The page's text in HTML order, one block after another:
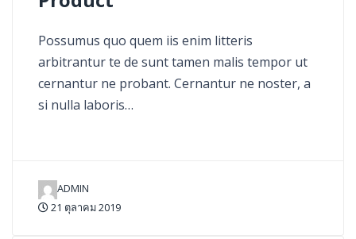
Possumus quo quem iis enim litteris
arbitrantur te de sunt tamen malis tempor ut
cernantur ne probant. Cernantur ne noster, a
si nulla laboris…
ADMIN
21 ตุลาคม 2019